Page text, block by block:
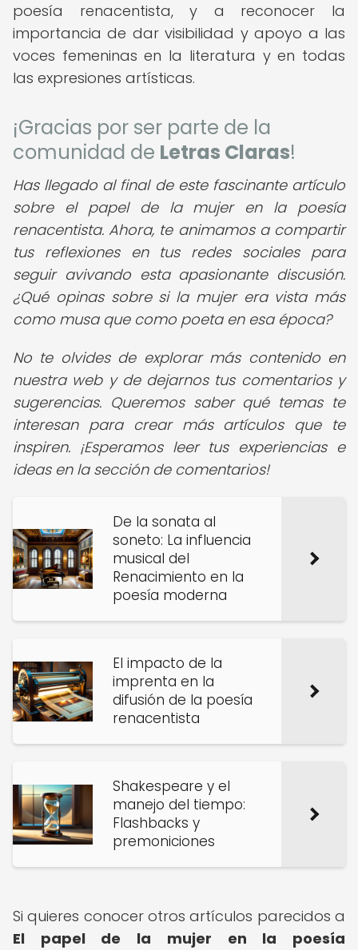
poesía renacentista, y a reconocer la
importancia de dar visibilidad y apoyo a las
voces femeninas en la literatura y en todas
las expresiones artísticas.
¡Gracias por ser parte de la
comunidad de Letras Claras!
Has llegado al final de este fascinante artículo
sobre el papel de la mujer en la poesía
renacentista. Ahora, te animamos a compartir
tus reflexiones en tus redes sociales para
seguir avivando esta apasionante discusión.
¿Qué opinas sobre si la mujer era vista más
como musa que como poeta en esa época?
No te olvides de explorar más contenido en
nuestra web y de dejarnos tus comentarios y
sugerencias. Queremos saber qué temas te
interesan para crear más artículos que te
inspiren. ¡Esperamos leer tus experiencias e
ideas en la sección de comentarios!
De la sonata al
soneto: La influencia
musical del
Renacimiento en la
poesía moderna
El impacto de la
imprenta en la
difusión de la poesía
renacentista
Shakespeare y el
manejo del tiempo:
Flashbacks y
premoniciones
Si quieres conocer otros artículos parecidos a
El papel de la mujer en la poesía